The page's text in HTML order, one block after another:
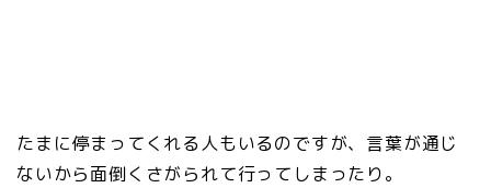
たまに停まってくれる人もいるのですが、言葉が通じ
ないから面倒くさがられて行ってしまったり。